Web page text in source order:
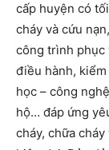
cấp huyện có
cháy và cứu
công trình phục
điều hành,
học – công
hộ… đáp ứng
cháy, chữa